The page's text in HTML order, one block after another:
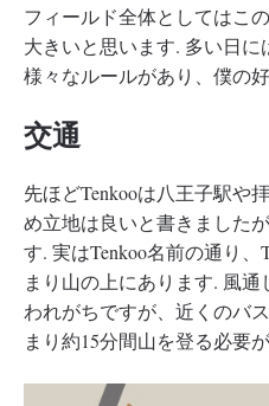
フィールド全体としてはこ
大きいと思います. 多い日に
様々なルールがあり、僕の
交通
先ほどTenkooは八王子駅や
め立地は良いと書きました
す. 実はTenkoo名前の通り
まり山の上にあります. 風
われがちですが、近くのバ
まり約15分間山を登る必要